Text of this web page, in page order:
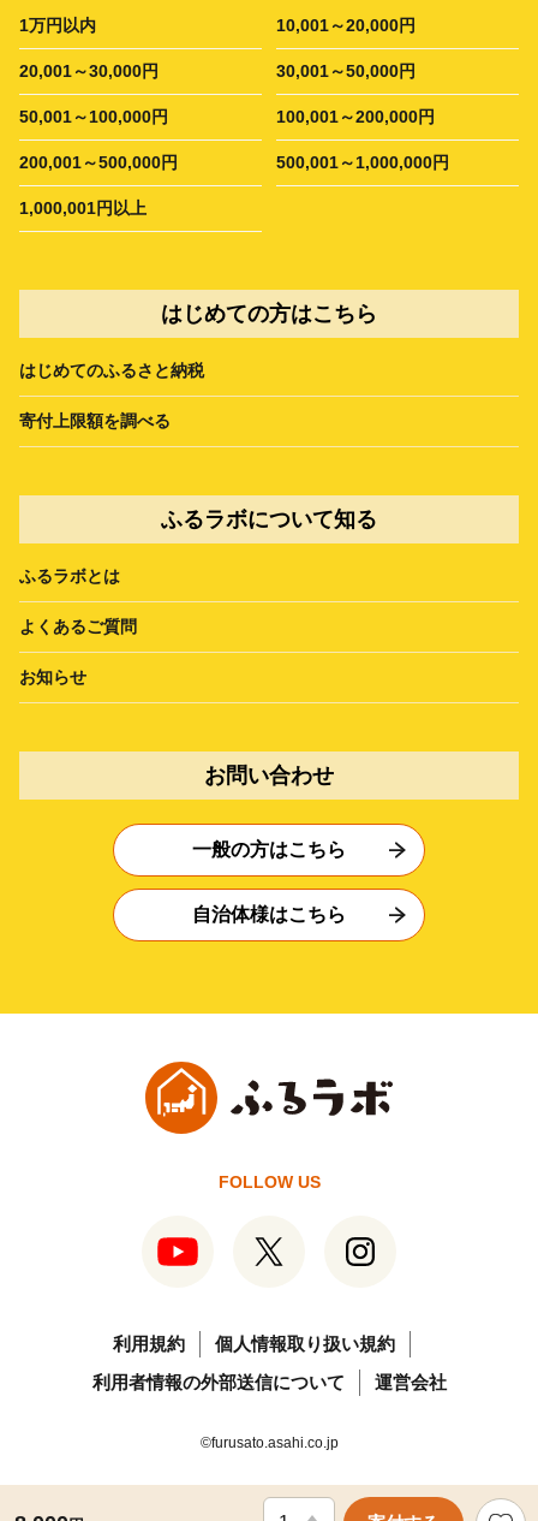
1万円以内 10,001～20,000円
20,001～30,000円 30,001～50,000円
50,001～100,000円 100,001～200,000円
200,001～500,000円 500,001～1,000,000円
1,000,001円以上
はじめての方はこちら
はじめてのふるさと納税
寄付上限額を調べる
ふるラボについて知る
ふるラボとは
よくあるご質問
お知らせ
お問い合わせ
一般の方はこちら
自治体様はこちら
FOLLOW US
利用規約
個人情報取り扱い規約
利用者情報の外部送信について
運営会社
©furusato.asahi.co.jp